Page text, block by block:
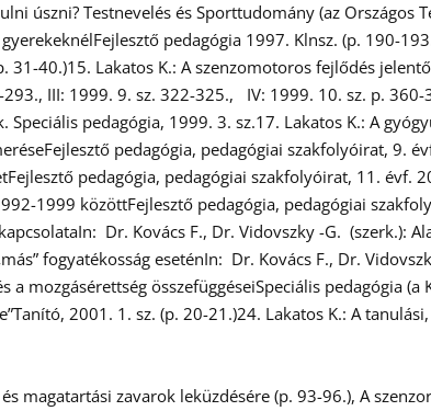
úszni? Testnevelés és Sporttudomány (az
pedagógia 1997. Klnsz. (p. 190-
40.)15. Lakatos K.: A szenzomotoros fejlődés
III: 1999. 9. sz. 322-325., IV: 1999. 10. sz. p.
pedagógia, 1999. 3. sz.17. Lakatos K.: A
pedagógia, pedagógiai szakfolyóirat,
pedagógia, pedagógiai szakfolyóirat, 11.
1999 közöttFejlesztő pedagógia, pedagógiai
Dr. Kovács F., Dr. Vidovszky -G. (szerk.):
fogyatékosság eseténIn: Dr. Kovács F., Dr.
mozgásérettség összefüggéseiSpeciális pedagógia
2001. 1. sz. (p. 20-21.)24. Lakatos K.: A
magatartási zavarok leküzdésére (p. 93-96.), A